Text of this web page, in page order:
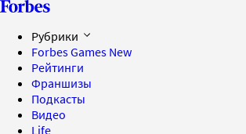
Рубрики
Forbes Games New
Рейтинги
Франшизы
Подкасты
Видео
Life